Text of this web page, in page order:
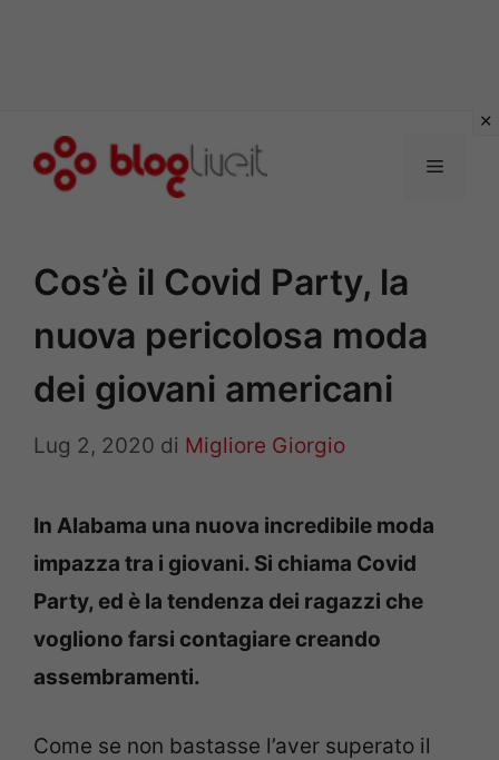
Menu
Cos’è il Covid Party, la
nuova pericolosa moda
dei giovani americani
Lug 2, 2020 di Migliore Giorgio
In Alabama una nuova incredibile moda
impazza tra i giovani. Si chiama Covid
Party, ed è la tendenza dei ragazzi che
vogliono farsi contagiare creando
assembramenti.
Come se non bastasse l’aver superato il